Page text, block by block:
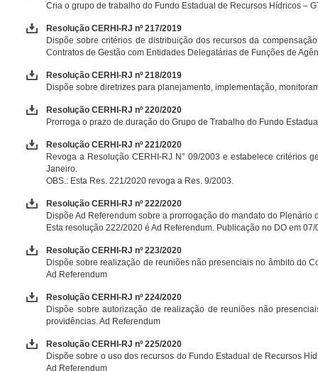
Cria o grupo de trabalho do Fundo Estadual de Recursos Hídricos –
Resolução CERHI-RJ nº 217/2019
Dispõe sobre critérios de distribuição dos recursos da
Contratos de Gestão com Entidades Delegatárias de Funções de
Resolução CERHI-RJ nº 218/2019
Dispõe sobre diretrizes para planejamento, implementação,
Resolução CERHI-RJ nº 220/2020
Prorroga o prazo de duração do Grupo de Trabalho do Fundo
Resolução CERHI-RJ nº 221/2020
Revoga a Resolução CERHI-RJ N° 09/2003 e estabelece critérios
Janeiro.
OBS.: Esta Res. 221/2020 revoga a Res. 9/2003.
Resolução CERHI-RJ nº 222/2020
Dispõe Ad Referendum sobre a prorrogação do mandato do
Esta resolução 222/2020 é Ad Referendum. Publicação no DO em
Resolução CERHI-RJ nº 223/2020
Dispõe sobre realização de reuniões não presenciais no âmbito do
Ad Referendum
Resolução CERHI-RJ nº 224/2020
Dispõe sobre autorização de realização de reuniões não
providências. Ad Referendum
Resolução CERHI-RJ nº 225/2020
Dispõe sobre o uso dos recursos do Fundo Estadual de Recursos
Ad Referendum